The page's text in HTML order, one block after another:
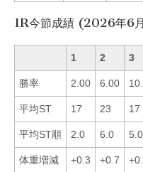
1R今節成績 (2026年6
1 2 3
勝率 2.00 6.00
平均ST 17 23 17
平均ST順 2.0 6.0 5.0
体重増減 +0.3 +0.7